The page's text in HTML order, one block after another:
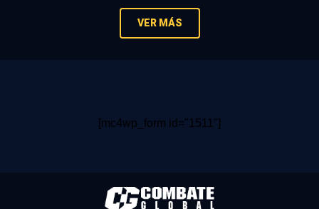
VER MÁS
[mc4wp_form id="1511"]